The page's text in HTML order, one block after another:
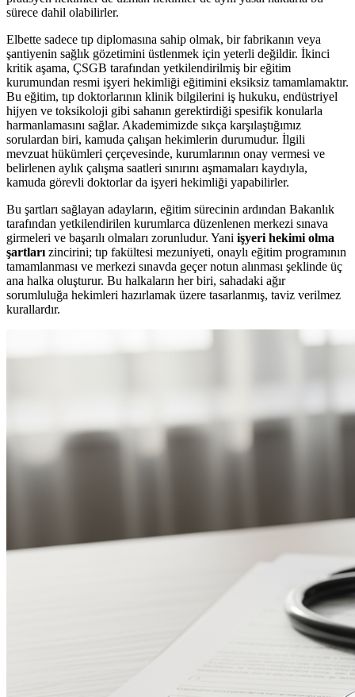
sürece dahil olabilirler.
Elbette sadece tıp diplomasına sahip olmak, bir fabrikanın veya
şantiyenin sağlık gözetimini üstlenmek için yeterli değildir. İkinci
kritik aşama, ÇSGB tarafından yetkilendirilmiş bir eğitim
kurumundan resmi işyeri hekimliği eğitimini eksiksiz tamamlamaktır.
Bu eğitim, tıp doktorlarının klinik bilgilerini iş hukuku, endüstriyel
hijyen ve toksikoloji gibi sahanın gerektirdiği spesifik konularla
harmanlamasını sağlar. Akademimizde sıkça karşılaştığımız
sorulardan biri, kamuda çalışan hekimlerin durumudur. İlgili
mevzuat hükümleri çerçevesinde, kurumlarının onay vermesi ve
belirlenen aylık çalışma saatleri sınırını aşmamaları kaydıyla,
kamuda görevli doktorlar da işyeri hekimliği yapabilirler.
Bu şartları sağlayan adayların, eğitim sürecinin ardından Bakanlık
tarafından yetkilendirilen kurumlarca düzenlenen merkezi sınava
girmeleri ve başarılı olmaları zorunludur. Yani işyeri hekimi olma
şartları zincirini; tıp fakültesi mezuniyeti, onaylı eğitim programının
tamamlanması ve merkezi sınavda geçer notun alınması şeklinde üç
ana halka oluşturur. Bu halkaların her biri, sahadaki ağır
sorumluluğa hekimleri hazırlamak üzere tasarlanmış, taviz verilmez
kurallardır.